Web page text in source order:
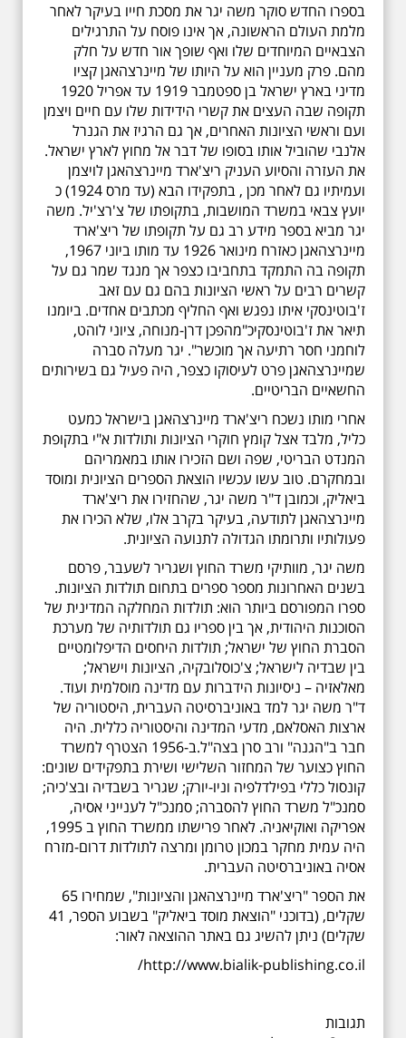
בספרו החדש סוקר משה יגר את מסכת חייו בעיקר לאחר
מלמת העולם הראשונה, אך אינו פוסח על התרגילים
הצבאיים המיוחדים שלו ואף שופך אור חדש על חלק
מהם. פרק מעניין הוא על היותו של מיינרצהאגן קציו
מדיני בארץ ישראל בן ספטמבר 1919 עד אפריל 1920
תקופה שבה העצים את קשרי הידידות שלו עם חיים ויצמן
ועם וראשי הציונות האחרים, אך גם הרגיז את הגנרל
אלנבי שהוביל אותו בסופו של דבר אל מחוץ לארץ ישראל.
את העזרה והסיוע העניק ריצ'ארד מיינרצהאגן לויצמן
ועמיתיו גם לאחר מכן , בתפקידו הבא (עד מרס 1924) כ
יועץ צבאי במשרד המושבות, בתקופתו של צ'רצ'יל. משה
יגר מביא בספר מידע רב גם על תקופתו של ריצ'ארד
מיינרצהאגן כאזרח מינואר 1926 עד מותו ביוני 1967,
תקופה בה התמקד בתחביבו כצפר אך מנגד שמר גם על
קשרים רבים על ראשי הציונות בהם גם עם זאב
ז'בוטינסקי איתו נפגש ואף החליף מכתבים אחדים. ביומנו
תיאר את ז'בוטינסקיכ"מהפכן דרן-מנוחה, ציוני לוהט,
לוחמני חסר רתיעה אך מוכשר". יגר מעלה סברה
שמיינרצהאגן פרט לעיסוקו כצפר, היה פעיל גם בשירותים
החשאיים הבריטיים.
אחרי מותו נשכח ריצ'ארד מיינרצהאגן בישראל כמעט
כליל, מלבד אצל קומץ חוקרי הציונות ותולדות א"י בתקופת
המנדט הבריטי, שפה ושם הזכירו אותו במאמריהם
ובמחקרם. טוב עשו עכשיו הוצאת הספרים הציונית ומוסד
ביאליק, וכמובן ד"ר משה יגר, שהחזירו את ריצ'ארד
מיינרצהאגן לתודעה, בעיקר בקרב אלו, שלא הכירו את
פעולותיו ותרומתו הגדולה לתנועה הציונית.
משה יגר, מוותיקי משרד החוץ ושגריר לשעבר, פרסם
בשנים האחרונות מספר ספרים בתחום תולדות הציונות.
ספרו המפורסם ביותר הוא: תולדות המחלקה המדינית של
הסוכנות היהודית, אך בין ספריו גם תולדותיה של מערכת
הסברת החוץ של ישראל; תולדות היחסים הדיפלומטיים
בין שבדיה לישראל; צ'כוסלובקיה, הציונות וישראל;
מאלאזיה – ניסיונות הידברות עם מדינה מוסלמית ועוד.
ד"ר משה יגר למד באוניברסיטה העברית, היסטוריה של
ארצות האסלאם, מדעי המדינה והיסטוריה כללית. היה
חבר ב"הגנה" ורב סרן בצה"ל.ב-1956 הצטרף למשרד
החוץ כצוער של המחזור השלישי ושירת בתפקידים שונים:
קונסול כללי בפילדלפיה וניו-יורק; שגריר בשבדיה ובצ'כיה;
סמנכ"ל משרד החוץ להסברה; סמנכ"ל לענייני אסיה,
אפריקה ואוקיאניה. לאחר פרישתו ממשרד החוץ ב 1995,
היה עמית מחקר במכון טרומן ומרצה לתולדות דרום-מזרח
אסיה באוניברסיטה העברית.
את הספר "ריצ'ארד מיינרצהאגן והציונות", שמחירו 65
שקלים, (בדוכני "הוצאת מוסד ביאליק" בשבוע הספר, 41
שקלים) ניתן להשיג גם באתר ההוצאה לאור:
http://www.bialik-publishing.co.il/
תגובות